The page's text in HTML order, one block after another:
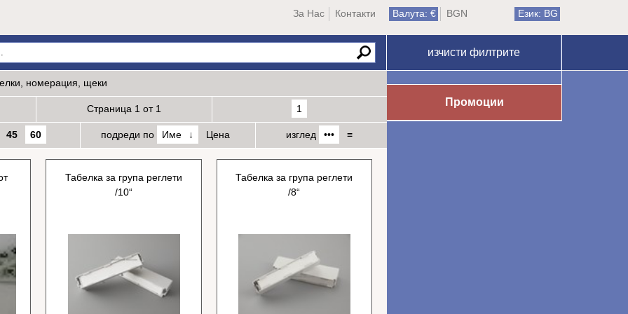
Контакти
За Нас BGN
Валута: € Език: BG
номерация, щеки
Страница 1 от 1 1
45 60 подреди по Име Цена изглед ••• ≡
Табелка за група реглети
/10“
Табелка за група реглети
/8“
изчисти филтрите
Промоции